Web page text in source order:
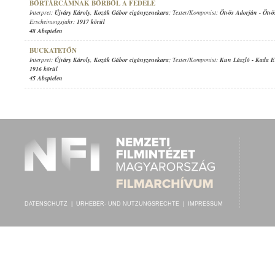
BŐRTÁRCÁMNAK BŐRBŐL A FEDELE
Interpret: Újváry Károly, Kozák Gábor cigányzenekara; Texter/Komponist: Ötvös Adorján -
Erscheinungsjahr: 1917 körül
48 Abspielen
BUCKATETŐN
Interpret: Újváry Károly, Kozák Gábor cigányzenekara; Texter/Komponist: Kun László - Kada
1916 körül
45 Abspielen
DATENSCHUTZ URHEBER- UND NUTZUNGSRECHTE IMPRESSUM